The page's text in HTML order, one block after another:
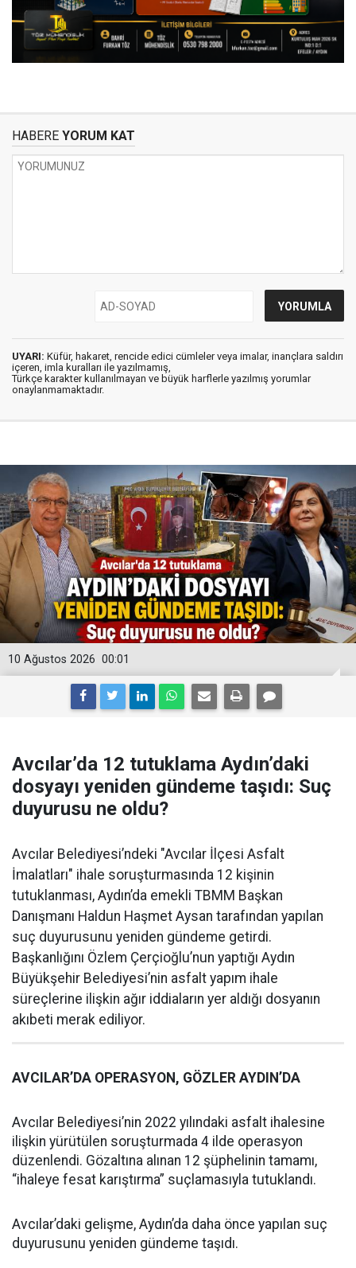
HABERE YORUM KAT
UYARI: Küfür, hakaret, rencide edici cümleler veya imalar, inançlara saldırı
içeren, imla kuralları ile yazılmamış,
Türkçe karakter kullanılmayan ve büyük harflerle yazılmış yorumlar
onaylanmamaktadır.
00:01
10 Ağustos 2026
Avcılar’da 12 tutuklama Aydın’daki
dosyayı yeniden gündeme taşıdı: Suç
duyurusu ne oldu?
Avcılar Belediyesi’ndeki "Avcılar İlçesi Asfalt
İmalatları" ihale soruşturmasında 12 kişinin
tutuklanması, Aydın’da emekli TBMM Başkan
Danışmanı Haldun Haşmet Aysan tarafından yapılan
suç duyurusunu yeniden gündeme getirdi.
Başkanlığını Özlem Çerçioğlu’nun yaptığı Aydın
Büyükşehir Belediyesi’nin asfalt yapım ihale
süreçlerine ilişkin ağır iddiaların yer aldığı dosyanın
akıbeti merak ediliyor.
AVCILAR’DA OPERASYON, GÖZLER AYDIN’DA
Avcılar Belediyesi’nin 2022 yılındaki asfalt ihalesine
ilişkin yürütülen soruşturmada 4 ilde operasyon
düzenlendi. Gözaltına alınan 12 şüphelinin tamamı,
“ihaleye fesat karıştırma” suçlamasıyla tutuklandı.
Avcılar’daki gelişme, Aydın’da daha önce yapılan suç
duyurusunu yeniden gündeme taşıdı.